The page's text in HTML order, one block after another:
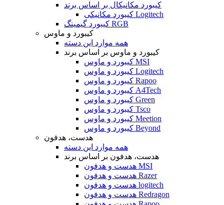
کیبورد مکانیکال بر اساس برند
کیبورد مکانیکی Logitech
کیبورد گیمینگ RGB
کیبورد و ماوس
همه موارد این دسته
کیبورد و ماوس بر اساس برند
کیبورد و ماوس MSI
کیبورد و ماوس Logitech
کیبورد و ماوس Rapoo
کیبورد و ماوس A4Tech
کیبورد و ماوس Green
کیبورد و ماوس Tsco
کیبورد و ماوس Meetion
کیبورد و ماوس Beyond
هدست، هدفون
همه موارد این دسته
هدست، هدفون بر اساس برند
هدست و هدفون MSI
هدست و هدفون Razer
هدست و هدفون logitech
هدست و هدفون Redragon